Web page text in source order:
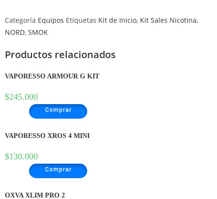
Categoría Equipos Etiquetas Kit de Inicio, Kit Sales Nicotina,
NORD, SMOK
Productos relacionados
VAPORESSO ARMOUR G KIT
$245.000
Comprar
VAPORESSO XROS 4 MINI
$130.000
Comprar
OXVA XLIM PRO 2